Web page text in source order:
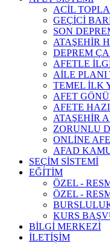
ACİL
GEÇİCİ
SON
ATAŞEHİR
DEPREM
AFETLE
AİLE PLANI
TEMEL İLK
AFET
AFETE
ATAŞEHİR
ZORUNLU
ONLİNE
AFAD
SEÇİM SİSTEMİ
EĞİTİM
ÖZEL -
ÖZEL -
KURS
BİLGİ MERKEZİ
İLETİŞİM